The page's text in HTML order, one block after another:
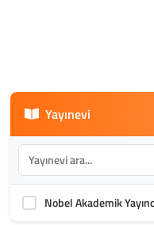
Yayınevi
Nobel Akademik